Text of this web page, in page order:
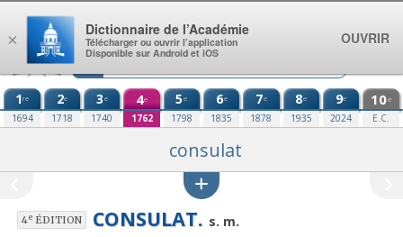
Aller au contenu
1re
1694
2e
1718
3e
1740
4e
1762
5e
1798
6e
1835
7e
1878
8e
1935
9e
2024
10e
E.C.
consulat
4eÉDITION CONSULAT. s. m.
×
Dictionnaire de l’Académie
Télécharger ou ouvrir l’application
Disponible sur Android et iOS
OUVRIR